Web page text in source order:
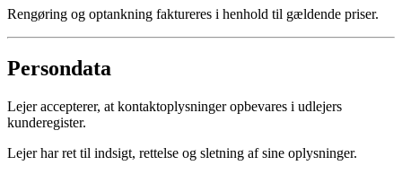
Rengøring og optankning faktureres i henhold til gældende priser.
Persondata
Lejer accepterer, at kontaktoplysninger opbevares i udlejers
kunderegister.
Lejer har ret til indsigt, rettelse og sletning af sine oplysninger.